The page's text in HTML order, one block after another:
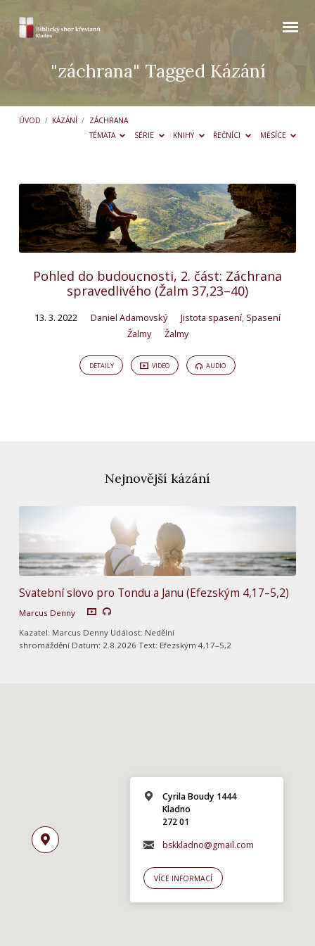
"záchrana" Tagged Kázání
ÚVOD / KÁZÁNÍ / ZÁCHRANA
TÉMATA
SÉRIE KNIHY ŘEČNÍCI MĚSÍCE
"záchrana"
Tagged
Kázání
Pohled do budoucnosti, 2. část: Záchrana
spravedlivého (Žalm 37,23–40)
13. 3. 2022 Daniel Adamovský Jistota spasení Spasení
Žalmy
Žalmy
DETAILY VIDEO AUDIO
Nejnovější kázání
Svatební slovo pro Tondu a Janu (Efezským 4,17–5,2)
Marcus Denny
Kazatel: Marcus Denny Událost: Nedělní
shromáždění Datum: 2.8.2026 Text: Efezským 4,17–5,2
Cyrila Boudy 1444
Kladno
272 01
bskkladno@gmail.com
VÍCE INFORMACÍ